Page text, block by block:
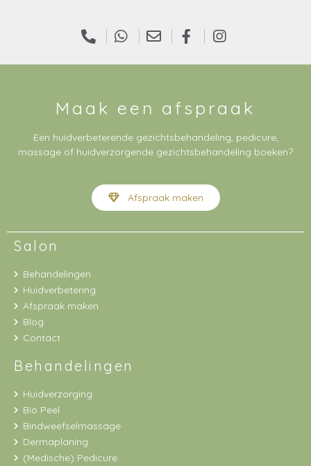
Maak een afspraak
Een huidverbeterende gezichtsbehandeling, pedicure,
massage of huidverzorgende gezichtsbehandeling boeken?
Afspraak maken
Salon
Behandelingen
Huidverbetering
Afspraak maken
Blog
Contact
Behandelingen
Huidverzorging
Bio Peel
Bindweefselmassage
Dermaplaning
(Medische) Pedicure